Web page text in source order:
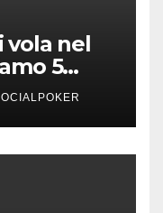
vola nel
5